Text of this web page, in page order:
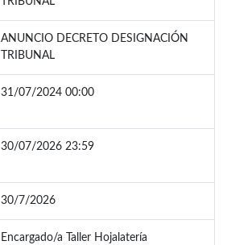
ANUNCIO DECRETO DESIGNACIÓN
TRIBUNAL
31/07/2024 00:00
30/07/2026 23:59
30/7/2026
Encargado/a Taller Hojalatería